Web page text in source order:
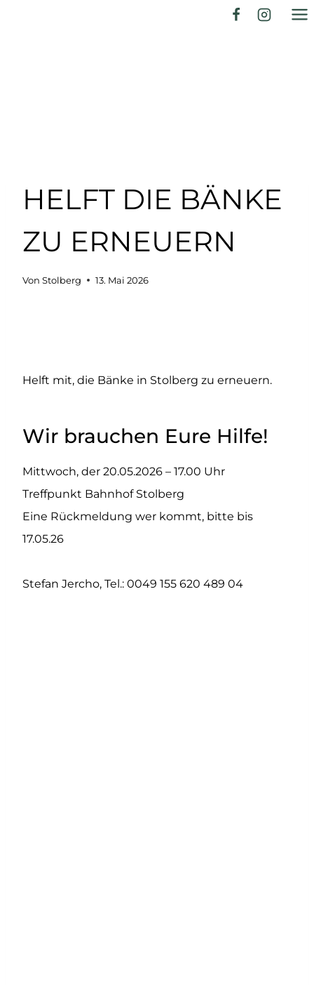
HELFT DIE BÄNKE
ZU ERNEUERN
Von Stolberg 13. Mai 2026
Helft mit, die Bänke in Stolberg zu erneuern.
Wir brauchen Eure Hilfe!
Mittwoch, der 20.05.2026 – 17.00 Uhr
Treffpunkt Bahnhof Stolberg
Eine Rückmeldung wer kommt, bitte bis
17.05.26
Stefan Jercho, Tel.: 0049 155 620 489 04